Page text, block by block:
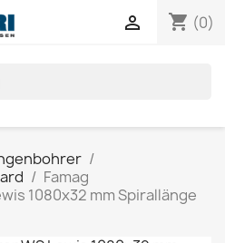
shopping_cart (0)

Famag
1080x32 mm Spirallänge